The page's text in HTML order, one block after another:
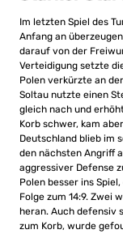
Im letzten Spiel des
Anfang an
darauf von der
Verteidigung setzte
Polen verkürzte an
Soltau nutzte einen
gleich nach und
Korb schwer, kam
Deutschland blieb im
den nächsten Angriff
aggressiver Defense
Polen besser ins
Folge zum 14:9. Zwei
heran. Auch defensiv
zum Korb, wurde